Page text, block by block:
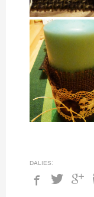
DALIES: